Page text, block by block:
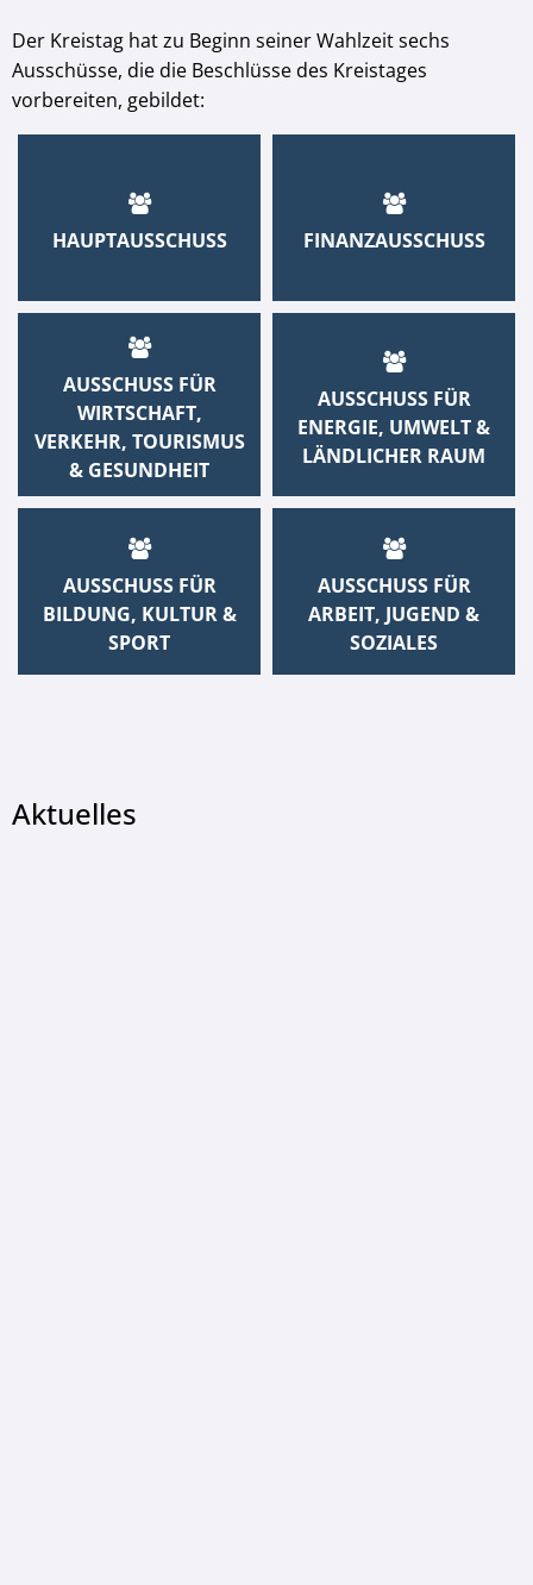
Der Kreistag hat zu Beginn seiner Wahlzeit sechs
Ausschüsse, die die Beschlüsse des Kreistages
vorbereiten, gebildet:
HAUPTAUSSCHUSS FINANZAUSSCHUSS
AUSSCHUSS FÜR
WIRTSCHAFT,
VERKEHR, TOURISMUS
& GESUNDHEIT
AUSSCHUSS FÜR
ENERGIE, UMWELT &
LÄNDLICHER RAUM
AUSSCHUSS FÜR
BILDUNG, KULTUR &
SPORT
AUSSCHUSS FÜR
ARBEIT, JUGEND &
SOZIALES
Aktuelles